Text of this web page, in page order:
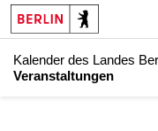
Kalender des Landes
Veranstaltungen